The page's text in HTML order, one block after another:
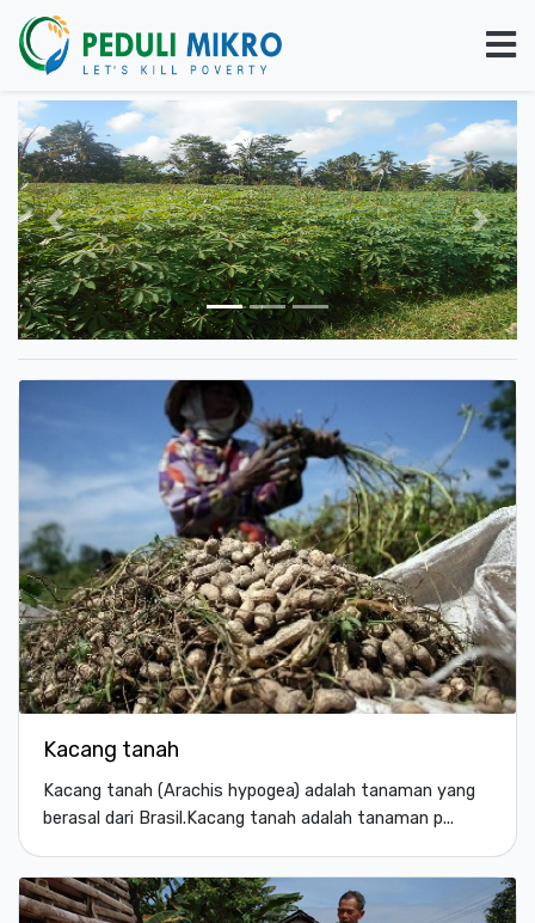
Previous Next
Kacang tanah
Kacang tanah (Arachis hypogea) adalah tanaman yang
berasal dari Brasil.Kacang tanah adalah tanaman p...